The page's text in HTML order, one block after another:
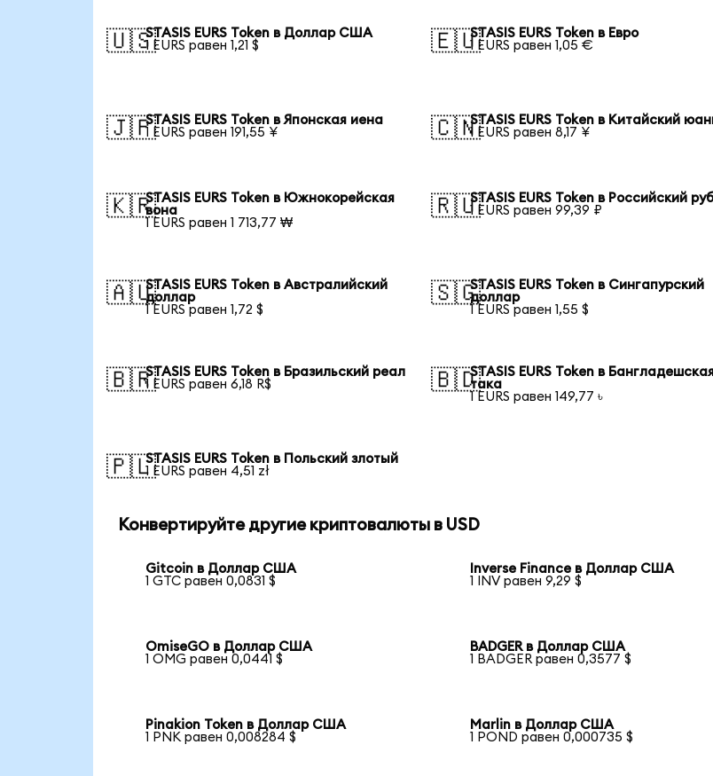
🇺🇸STASIS EURS Token в Доллар США
1 EURS равен 1,21 $
🇪🇺STASIS EURS Token в Евро
1 EURS равен 1,05 €
🇯🇵STASIS EURS Token в Японская иена
1 EURS равен 191,55 ¥
🇨🇳STASIS EURS Token в Китайский
1 EURS равен 8,17 ¥
🇰🇷STASIS EURS Token в Южнокорейская
вона
1 EURS равен 1 713,77 ₩
🇷🇺STASIS EURS Token в Российский
1 EURS равен 99,39 ₽
🇦🇺STASIS EURS Token в Австралийский
доллар
1 EURS равен 1,72 $
🇸🇬STASIS EURS Token в Сингапурский
доллар
1 EURS равен 1,55 $
🇧🇷STASIS EURS Token в Бразильский реал
1 EURS равен 6,18 R$
🇧🇩STASIS EURS Token в
така
1 EURS равен 149,77 ৳
🇵🇱STASIS EURS Token в Польский злотый
1 EURS равен 4,51 zł
Конвертируйте другие криптовалюты в USD
Gitcoin в Доллар США
1 GTC равен 0,0831 $
Inverse Finance в Доллар США
1 INV равен 9,29 $
OmiseGO в Доллар США
1 OMG равен 0,0441 $
BADGER в Доллар США
1 BADGER равен 0,3577 $
Pinakion Token в Доллар США
1 PNK равен 0,008284 $
Marlin в Доллар США
1 POND равен 0,000735 $